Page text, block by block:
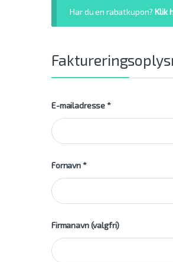
Har du en rabatkupon?Klik
E-mailadresse*
Fornavn*
Firmanavn(valgfri)